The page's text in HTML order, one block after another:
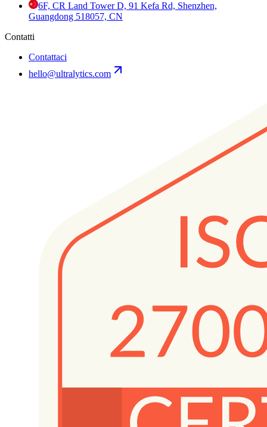
6F, CR Land Tower D, 91 Kefa Rd, Shenzhen,
Guangdong 518057, CN
Contatti
Contattaci
hello@ultralytics.com